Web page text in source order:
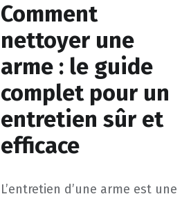
Comment
nettoyer une
arme : le guide
complet pour un
entretien sûr et
efficace
L’entretien d’une arme est une